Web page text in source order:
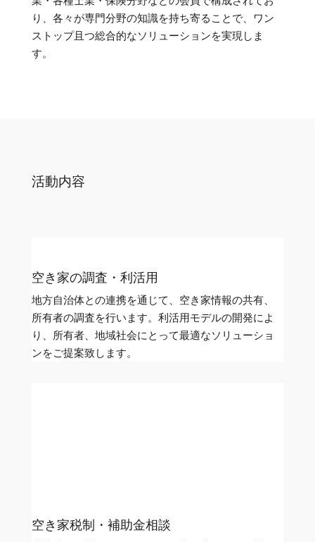
り、各々が専門分野の知識を持ち寄ることで、ワン
ストップ且つ総合的なソリューションを実現しま
す。
活動内容
空き家の調査・利活用
地方自治体との連携を通じて、空き家情報の共有、
所有者の調査を行います。利活用モデルの開発によ
り、所有者、地域社会にとって最適なソリューショ
ンをご提案致します。
空き家税制・補助金相談